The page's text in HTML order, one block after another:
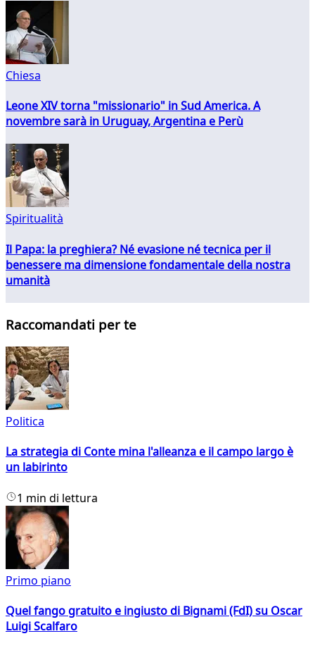
Chiesa
Leone XIV torna "missionario" in Sud America. A
novembre sarà in Uruguay, Argentina e Perù
Spiritualità
Il Papa: la preghiera? Né evasione né tecnica per il
benessere ma dimensione fondamentale della nostra
umanità
Raccomandati per te
Politica
La strategia di Conte mina l'alleanza e il campo largo è
un labirinto
1 min di lettura
Primo piano
Quel fango gratuito e ingiusto di Bignami (FdI) su Oscar
Luigi Scalfaro